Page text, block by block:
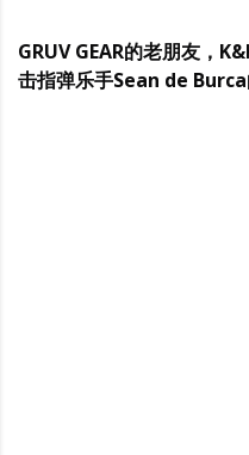
GRUV GEAR的老朋友，
击指弹乐手Sean de Burca